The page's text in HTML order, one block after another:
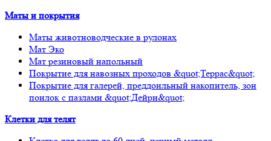
Маты и покрытия
Маты животноводческие в рулонах
Мат Эко
Мат резиновый напольный
Покрытие для навозных проходов &quot;Террас&quot;
Покрытие для галерей, преддоильный накопитель, зон
поилок с пазлами &quot;Дейри&quot;
Клетки для телят